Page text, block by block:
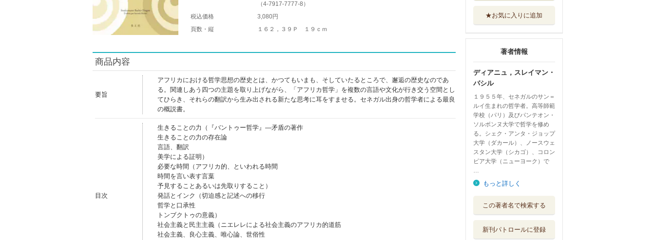
（4-7917-7777-8 ）
税込価格
3,080円
頁数・縦
１６２，３９Ｐ １９ｃｍ
商品内容
要旨
アフリカにおける哲学思想の歴史とは、かつてもいまも、そしていたるところで、邂逅の歴史なのであ
る。関連しあう四つの主題を取り上げながら、「アフリカ哲学」を複数の言語や文化が行き交う空間とし
てひらき、それらの翻訳から生み出される新たな思考に耳をすませる。セネガル出身の哲学者による最良
の概説書。
目次
生きることの力（『バントゥー哲学』―矛盾の著作
生きることの力の存在論
言語、翻訳
美学による証明）
必要な時間（アフリカ的、といわれる時間
時間を言い表す言葉
予見することあるいは先取りすること）
発話とインク（切迫感と記述への移行
哲学と口承性
トンブクトゥの意義）
社会主義と民主主義（ニエレレによる社会主義のアフリカ的道筋
社会主義、良心主義、唯心論、世俗性
★お気に入りに追加
著者情報
ディアニュ，スレイマン・
バシル
１９５５年、セネガルのサン＝
ルイ生まれの哲学者。高等師範
学校（パリ）及びパンテオン・
ソルボンヌ大学で哲学を修め
る。シェク・アンタ・ジョップ
大学（ダカール）、ノースウェ
スタン大学（シカゴ）、コロン
ビア大学（ニューヨーク）で
…
もっと詳しく
この著者名で検索する
新刊パトロールに登録